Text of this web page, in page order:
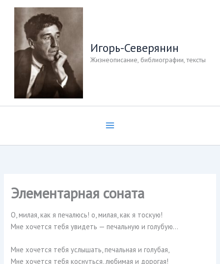
Перейти
содержимому
Игорь-Северянин
Жизнеописание, библиографии, тексты
Элементарная соната
О, милая, как я печалюсь! о, милая, как я тоскую!
Мне хочется тебя увидеть — печальную и голубую…
Мне хочется тебя услышать, печальная и голубая,
Мне хочется тебя коснуться, любимая и дорогая!